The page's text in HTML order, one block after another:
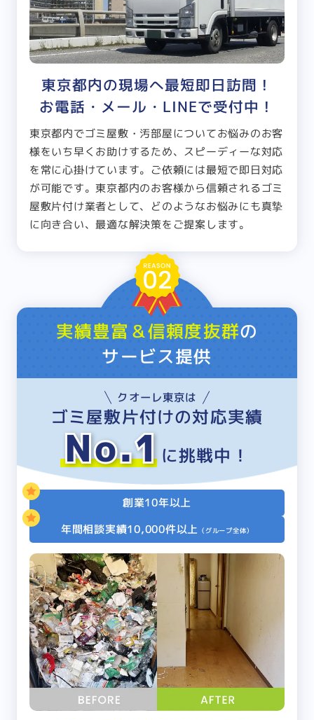
東京都内の現場へ最短即日訪問！
お電話・メール・LINEで受付中！
東京都内でゴミ屋敷・汚部屋についてお悩みのお客
様をいち早くお助けするため、スピーディーな対応
を常に心掛けています。ご依頼には最短で即日対応
が可能です。東京都内のお客様から信頼されるゴミ
屋敷片付け業者として、どのようなお悩みにも真摯
に向き合い、最適な解決策をご提案します。
実績豊富＆信頼度抜群の
サービス提供
クオーレ東京は
ゴミ屋敷片付けの対応実績
No.1 に挑戦中！
創業10年以上
年間相談実績10,000件以上 （グループ全体）